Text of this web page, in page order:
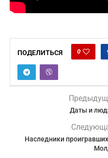
ПОДЕЛИТЬСЯ 0
Даты и
Наследники